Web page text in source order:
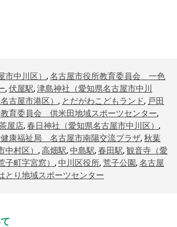
中川区） , 名古屋市役所教育委員会 一色
, 伏屋駅, 津島神社（愛知県名古屋市中川
古屋市港区） , とだがわこどもランド, 戸田
育委員会 供米田地域スポーツセンター,
屋店, 春日神社（愛知県名古屋市中川区） ,
康福祉局 名古屋市南陽交流プラザ, 秋葉
村区） , 高畑駅, 中島駅, 春田駅, 観音寺（愛
町字宮窓） , 中川区役所, 荒子公園, 名古屋
り地域スポーツセンター